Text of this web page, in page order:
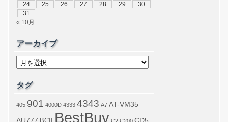
24
25 26 27 28 29
30
31
« 10月
アーカイブ
ア
イ
ブ
タグ
405 901 4000D 4333 4343 A7 AT-VM35
BestBuy